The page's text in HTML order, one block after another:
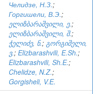
Челидзе, Н.З.;
Горгишели, В.Э.;
ელიზბარაშვილი, ე.;
ელიზბარაშვილი, შ.;
ჭელიძე, ნ.; გორგიშელი,
ვ.; Elizbarashvili, E.Sh.;
Elizbarashvili, Sh.E.;
Chelidze, N.Z.;
Gorgisheli, V.E.